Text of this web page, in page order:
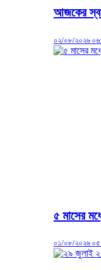
আজকের
০২/০৮/২০২৬
৫ মাসের
০১/০৮/২০২৬